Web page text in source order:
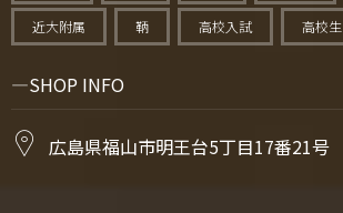
近大附属 鞆 高校入試 高校生
SHOP INFO
広島県福山市明王台5丁目17番21号